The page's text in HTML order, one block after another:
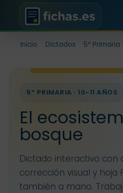
Inicio Dictados 5º Primaria
5º PRIMARIA · 10-11 AÑOS
El
bosque
Dictado interactivo con
corrección visual y hoja
también a mano.